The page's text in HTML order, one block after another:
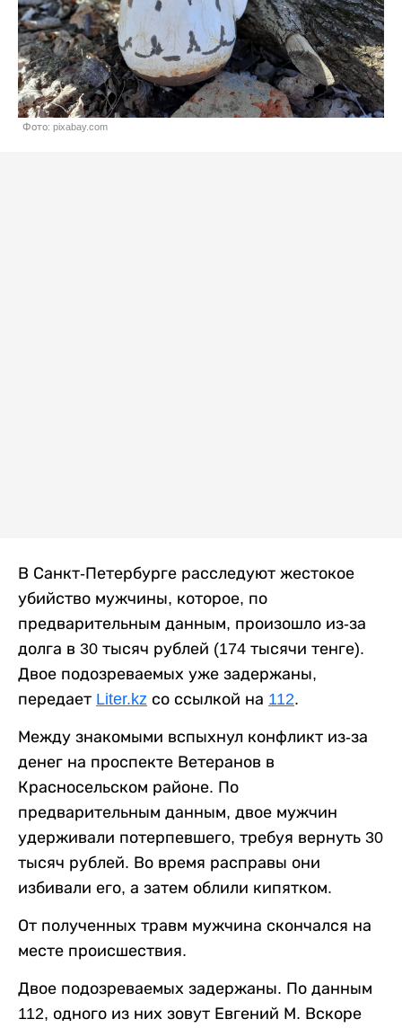
Фото: pixabay.com
В Санкт-Петербурге расследуют жестокое
убийство мужчины, которое, по
предварительным данным, произошло из-за
долга в 30 тысяч рублей (174 тысячи тенге).
Двое подозреваемых уже задержаны,
передает Liter.kz со ссылкой на 112.
Между знакомыми вспыхнул конфликт из-за
денег на проспекте Ветеранов в
Красносельском районе. По
предварительным данным, двое мужчин
удерживали потерпевшего, требуя вернуть 30
тысяч рублей. Во время расправы они
избивали его, а затем облили кипятком.
От полученных травм мужчина скончался на
месте происшествия.
Двое подозреваемых задержаны. По данным
112, одного из них зовут Евгений М. Вскоре